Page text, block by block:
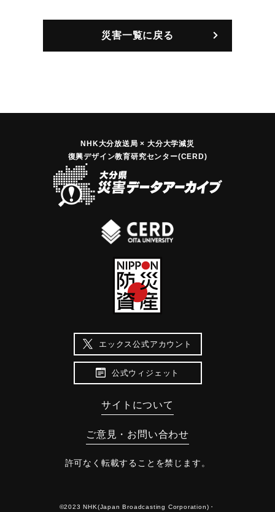
災害一覧に戻る
NHK大分放送局 × 大分大学減災
復興デザイン教育研究センター(CERD)
エックス公式アカウント
公式ウィジェット
サイトについて
ご意見・お問い合わせ
許可なく転載することを禁じます。
©2023 NHK(Japan Broadcasting Corporation)・